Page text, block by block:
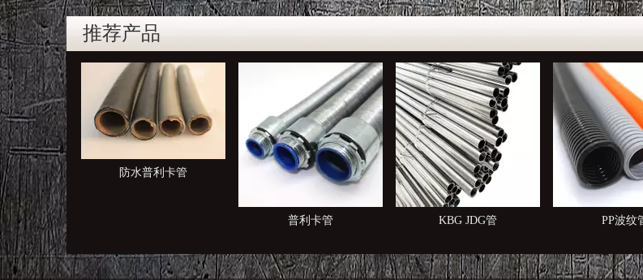
推荐产品
卡管
KBG JDG管 PP波纹管 塑料波纹